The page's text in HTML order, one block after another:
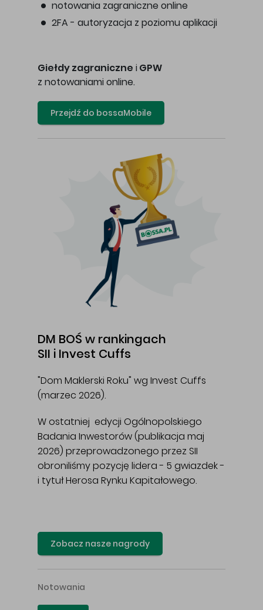
notowania zagraniczne online
2FA - autoryzacja z poziomu aplikacji
Giełdy zagraniczne i GPW
z notowaniami online.
Przejdź do bossaMobile
DM BOŚ w rankingach
SII i Invest Cuffs
"Dom Maklerski Roku" wg Invest Cuffs
(marzec 2026).
W ostatniej edycji Ogólnopolskiego
Badania Inwestorów (publikacja maj
2026) przeprowadzonego przez SII
obroniliśmy pozycję lidera - 5 gwiazdek -
i tytuł Herosa Rynku Kapitałowego.
Zobacz nasze nagrody
Notowania